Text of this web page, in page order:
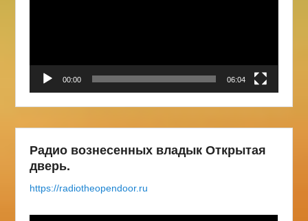
00:00 06:04
Радио вознесенных владык Открытая
дверь.
https://radiotheopendoor.ru